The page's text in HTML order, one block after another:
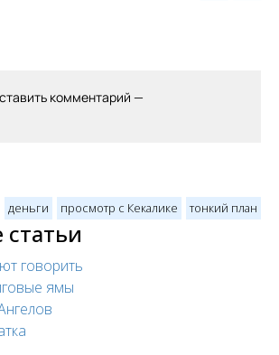
комментарий —
деньги просмотр с Кекалике тонкий план
говорить
ямы